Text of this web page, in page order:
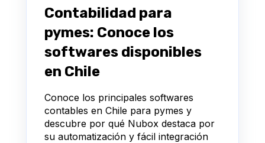
Contabilidad para
pymes: Conoce los
softwares disponibles
en Chile
Conoce los principales softwares
contables en Chile para pymes y
descubre por qué Nubox destaca por
su automatización y fácil integración